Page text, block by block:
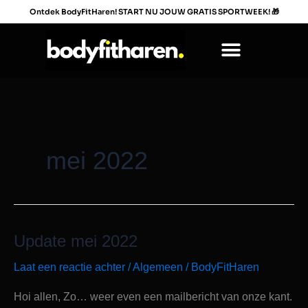
naar
Ontdek BodyFitHaren! START NU JOUW GRATIS SPORTWEEK!🎁
mei 2022
Update mei 2022
Laat een reactie achter /Algemeen / BodyFitHaren
Hoi allen, Zo… weer even een mailbericht van onze kant.
Update
2022